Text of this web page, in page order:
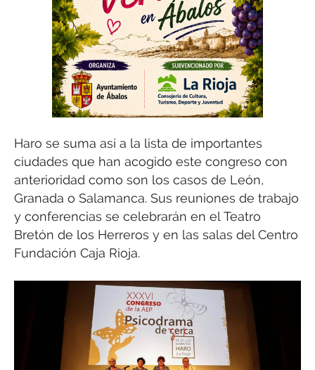
Haro se suma así a la lista de importantes
ciudades que han acogido este congreso con
anterioridad como son los casos de León,
Granada o Salamanca. Sus reuniones de trabajo
y conferencias se celebrarán en el Teatro
Bretón de los Herreros y en las salas del Centro
Fundación Caja Rioja.